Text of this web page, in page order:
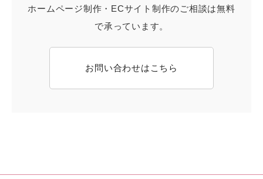
ホームページ制作・ECサイト制作のご相談は無料
で承っています。
お問い合わせはこちら